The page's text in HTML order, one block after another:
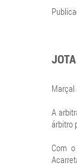
Marçal
A
árbitro
Com